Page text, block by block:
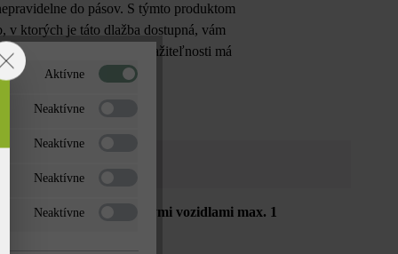
do pásov. S týmto produktom
ktorých je táto dlažba dostupná, vám
Vďaka vysokej zaťažiteľnosti má
osobnými aj nákladnými vozidlami max. 1
Aktívne
Neaktívne
Neaktívne
Neaktívne
Neaktívne